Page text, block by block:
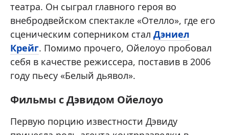
театра. Он сыграл главного героя во
внебродвейском спектакле «Отелло», где его
сценическим соперником стал Дэниел
Крейг. Помимо прочего, Ойелоуо пробовал
себя в качестве режиссера, поставив в 2006
году пьесу «Белый дьявол».
Фильмы с Дэвидом Ойелоуо
Первую порцию известности Дэвиду